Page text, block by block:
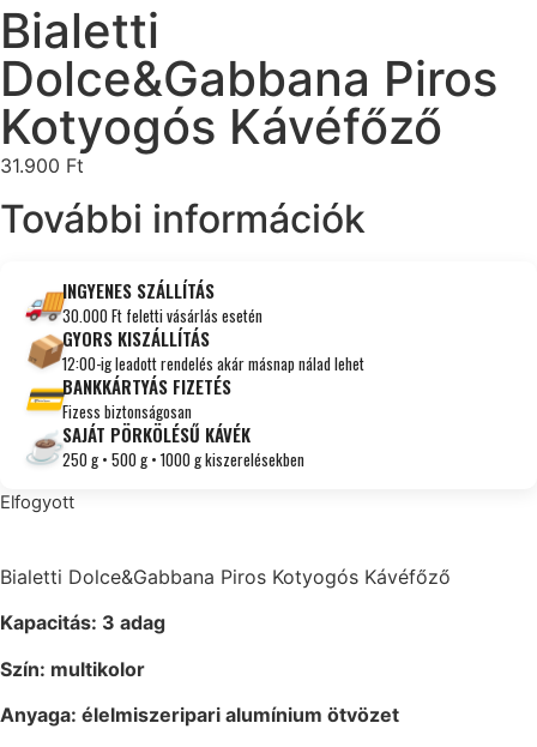
Bialetti
Dolce&Gabbana Piros
Kotyogós Kávéfőző
31.900 Ft
További információk
🚚INGYENES SZÁLLÍTÁS
30.000 Ft feletti vásárlás esetén
📦GYORS KISZÁLLÍTÁS
12:00-ig leadott rendelés akár másnap nálad lehet
💳BANKKÁRTYÁS FIZETÉS
Fizess biztonságosan
☕SAJÁT PÖRKÖLÉSŰ KÁVÉK
250 g • 500 g • 1000 g kiszerelésekben
Elfogyott
Bialetti Dolce&Gabbana Piros Kotyogós Kávéfőző
Kapacitás: 3 adag
Szín: multikolor
Anyaga: élelmiszeripari alumínium ötvözet